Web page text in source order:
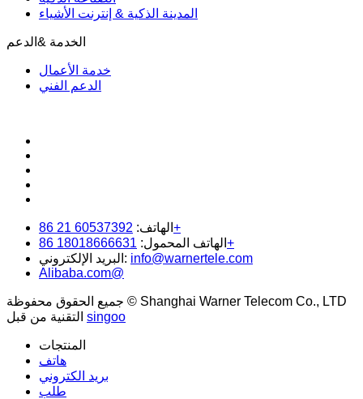
المدينة الذكية & إنترنت الأشياء
الخدمة &الدعم
خدمة الأعمال
الدعم الفني
الهاتف: 60537392 21 86+
الهاتف المحمول: 18018666631 86+
البريد الإلكتروني: info@warnertele.com
Alibaba.com@
جميع الحقوق محفوظة © Shanghai Warner Telecom Co., LTD
singoo
المنتجات
هاتف
بريد الكتروني
طلب